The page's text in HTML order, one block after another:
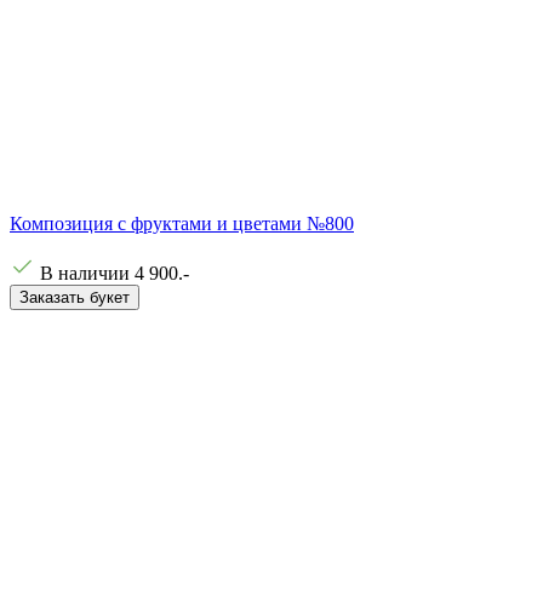
Композиция с фруктами и цветами №800
В наличии 4 900.-
Заказать букет